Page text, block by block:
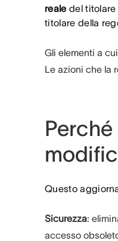
reale del
titolare della
Gli elementi a
Le azioni che la
Questo
Sicurezza:
accesso